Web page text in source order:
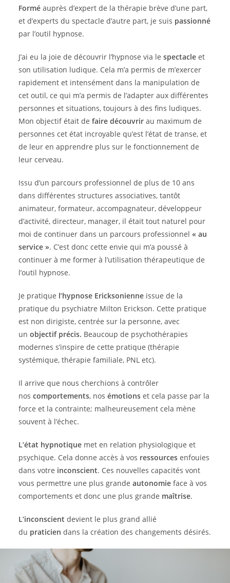
Forméauprès d’expert de la thérapie brève d’une part,
et d’experts du spectacle d’autre part, je suis passionné
par l’outil hypnose.
J’ai eu la joie de découvrir l’hypnose via le spectacleet
son utilisation ludique. Cela m’a permis de m’exercer
rapidement et intensément dans la manipulation de
cet outil, ce qui m’a permis de l’adapter aux différentes
personnes et situations, toujours à des fins ludiques.
Mon objectif était de faire découvrir au maximum de
personnes cet état incroyable qu’est l’état de transe, et
de leur en apprendre plus sur le fonctionnement de
leur cerveau.
Issu d’un parcours professionnel de plus de 10 ans
dans différentes structures associatives, tantôt
animateur, formateur, accompagnateur, développeur
d’activité, directeur, manager, il était tout naturel pour
moi de continuer dans un parcours professionnel « au
service ». C’est donc cette envie qui m’a poussé à
continuer à me former à l’utilisation thérapeutique de
l’outil hypnose.
Je pratique l’hypnose Ericksonienneissue de la
pratique du psychiatre Milton Erickson. Cette pratique
est non dirigiste, centrée sur la personne, avec
un objectif précis. Beaucoup de psychothérapies
modernes s’inspire de cette pratique (thérapie
systémique, thérapie familiale, PNL etc).
Il arrive que nous cherchions à contrôler
nos comportements, nos émotionset cela passe par la
force et la contrainte; malheureusement cela mène
souvent à l’échec.
L’état hypnotiquemet en relation physiologique et
psychique. Cela donne accès à vos ressourcesenfouies
dans votre inconscient. Ces nouvelles capacités vont
vous permettre une plus grande autonomieface à vos
comportements et donc une plus grande maîtrise.
L’inconscient devient le plus grand allié
du praticien dans la création des changements désirés.